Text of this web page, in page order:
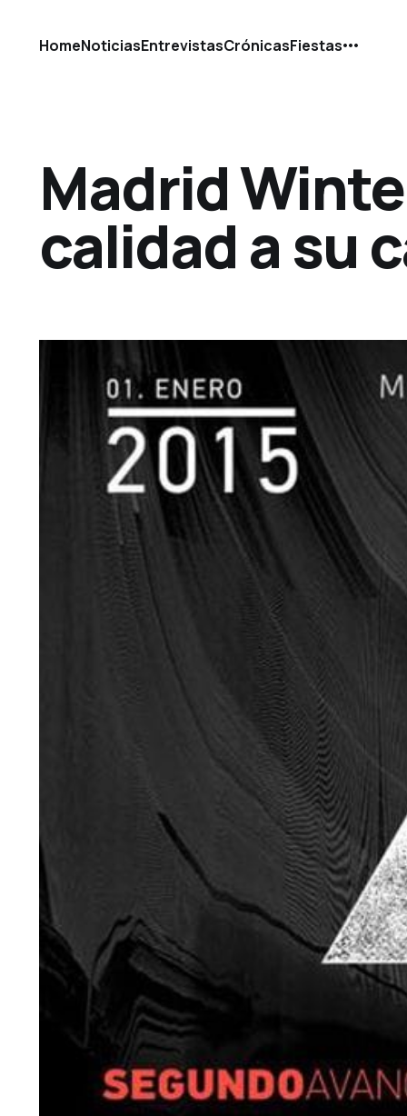
HomeNoticiasEntrevistasCrónicasFiestas
Madrid
calidad a su